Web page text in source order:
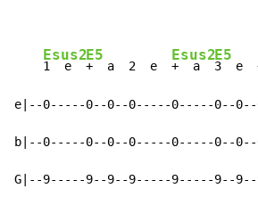
Esus2
1  e
E5
+  a  2  e
Esus2
+  a
E5
3  e
e|--0-----0--0--0-----0-----0--
b|--0-----0--0--0-----0-----0--
G|--9-----9--9--9-----9-----9--